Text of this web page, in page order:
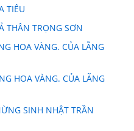
TIÊU
THÂN TRỌNG SƠN
HOA VÀNG. CỦA LÃNG
HOA VÀNG. CỦA LÃNG
SINH NHẬT TRẦN